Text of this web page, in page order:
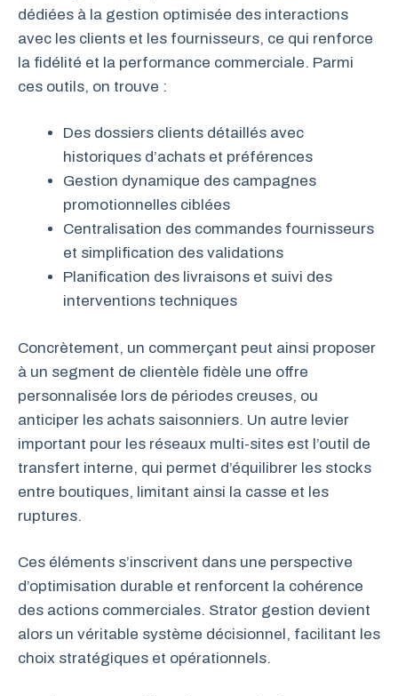
dédiées à la gestion optimisée des interactions
avec les clients et les fournisseurs, ce qui renforce
la fidélité et la performance commerciale. Parmi
ces outils, on trouve :
Des dossiers clients détaillés avec
historiques d’achats et préférences
Gestion dynamique des campagnes
promotionnelles ciblées
Centralisation des commandes fournisseurs
et simplification des validations
Planification des livraisons et suivi des
interventions techniques
Concrètement, un commerçant peut ainsi proposer
à un segment de clientèle fidèle une offre
personnalisée lors de périodes creuses, ou
anticiper les achats saisonniers. Un autre levier
important pour les réseaux multi-sites est l’outil de
transfert interne, qui permet d’équilibrer les stocks
entre boutiques, limitant ainsi la casse et les
ruptures.
Ces éléments s’inscrivent dans une perspective
d’optimisation durable et renforcent la cohérence
des actions commerciales. Strator gestion devient
alors un véritable système décisionnel, facilitant les
choix stratégiques et opérationnels.